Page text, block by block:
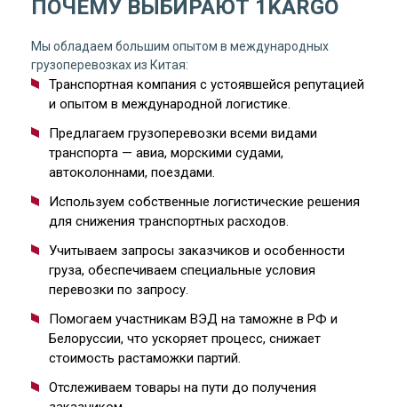
ПОЧЕМУ ВЫБИРАЮТ 1KARGO
Мы обладаем большим опытом в международных
грузоперевозках из Китая:
Транспортная компания с устоявшейся репутацией
и опытом в международной логистике.
Предлагаем грузоперевозки всеми видами
транспорта — авиа, морскими судами,
автоколоннами, поездами.
Используем собственные логистические решения
для снижения транспортных расходов.
Учитываем запросы заказчиков и особенности
груза, обеспечиваем специальные условия
перевозки по запросу.
Помогаем участникам ВЭД на таможне в РФ и
Белоруссии, что ускоряет процесс, снижает
стоимость растаможки партий.
Отслеживаем товары на пути до получения